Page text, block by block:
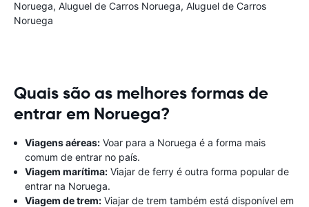
Noruega, Aluguel de Carros Noruega, Aluguel de Carros
Noruega
Quais são as melhores formas de
entrar em Noruega?
Viagens aéreas: Voar para a Noruega é a forma mais
comum de entrar no país.
Viagem marítima: Viajar de ferry é outra forma popular de
entrar na Noruega.
Viagem de trem: Viajar de trem também está disponível em